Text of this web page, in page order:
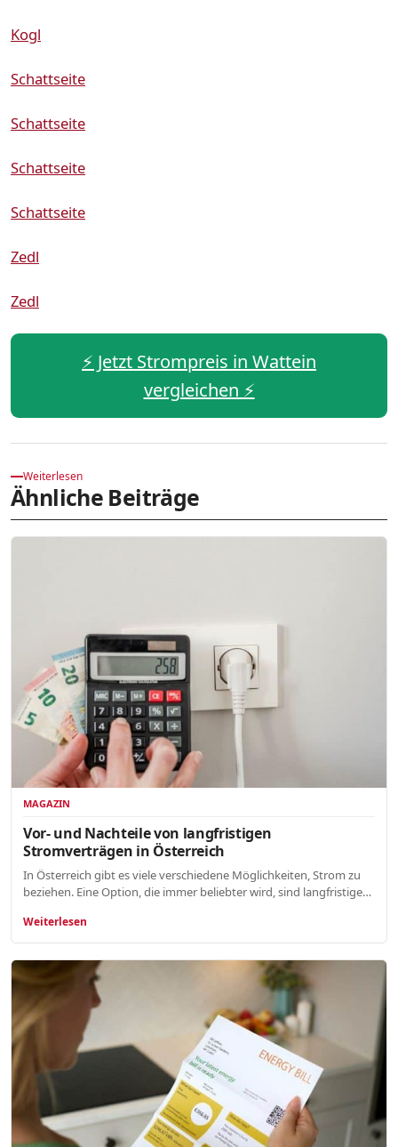
Kogl
Schattseite
Schattseite
Schattseite
Schattseite
Zedl
Zedl
⚡️ Jetzt Strompreis in Wattein
vergleichen ⚡️
Weiterlesen
Ähnliche Beiträge
MAGAZIN
Vor- und Nachteile von langfristigen
Stromverträgen in Österreich
In Österreich gibt es viele verschiedene Möglichkeiten, Strom zu
beziehen. Eine Option, die immer beliebter wird, sind langfristige…
Weiterlesen